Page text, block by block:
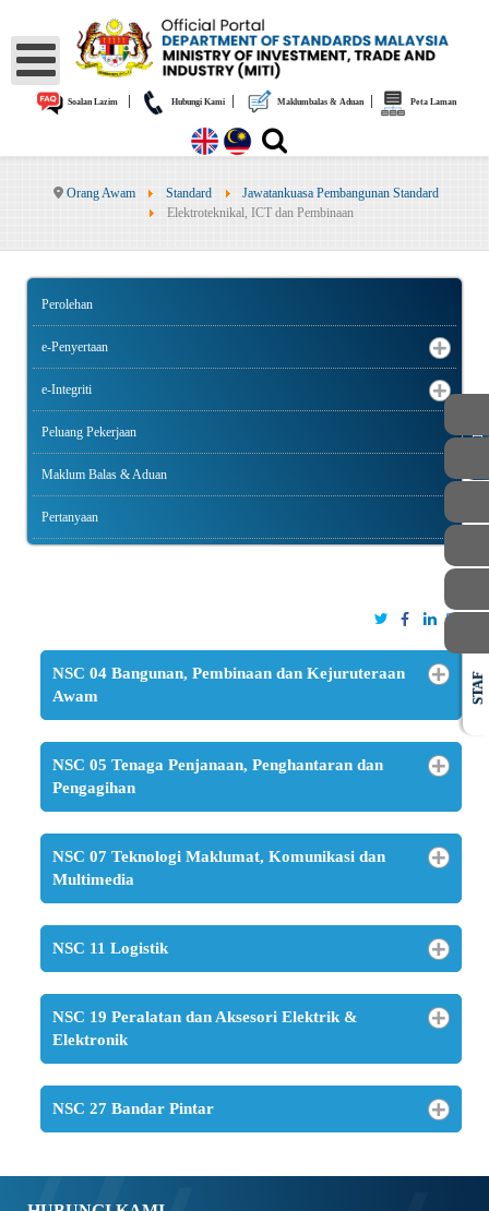
Soalan Lazim| Hubungi Kami| Maklumbalas & Aduan| Peta Laman
Orang Awam Standard
Jawatankuasa Pembangunan Standard
Elektroteknikal, ICT dan Pembinaan
Perolehan
e-Penyertaan
e-Integriti
Peluang Pekerjaan
Maklum Balas & Aduan
Pertanyaan
NSC 04 Bangunan, Pembinaan dan Kejuruteraan
Awam
NSC 05 Tenaga Penjanaan, Penghantaran dan
Pengagihan
NSC 07 Teknologi Maklumat, Komunikasi dan
Multimedia
NSC 11 Logistik
NSC 19 Peralatan dan Aksesori Elektrik &
Elektronik
NSC 27 Bandar Pintar
AWAM
STAF